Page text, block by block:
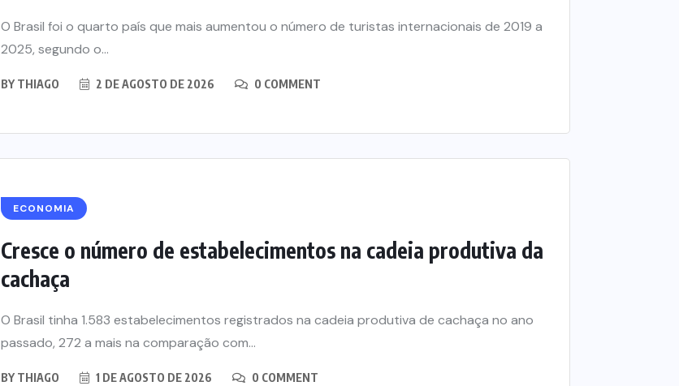
O Brasil foi o quarto país que mais aumentou o número de turistas internacionais de 2019 a
2025, segundo o...
BY THIAGO 2 DE AGOSTO DE 2026 0 COMMENT
ECONOMIA
Cresce o número de estabelecimentos na cadeia produtiva da
cachaça
O Brasil tinha 1.583 estabelecimentos registrados na cadeia produtiva de cachaça no ano
passado, 272 a mais na comparação com...
BY THIAGO 1 DE AGOSTO DE 2026 0 COMMENT